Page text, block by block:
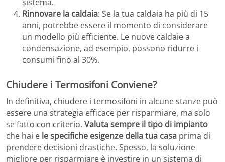
sistema.
Rinnovare la caldaia: Se la tua caldaia ha più di 15
anni, potrebbe essere il momento di considerare
un modello più efficiente. Le nuove caldaie a
condensazione, ad esempio, possono ridurre i
consumi fino al 30%.
Chiudere i Termosifoni Conviene?
In definitiva, chiudere i termosifoni in alcune stanze può
essere una strategia efficace per risparmiare, ma solo
se fatto con criterio. Valuta sempre il tipo di impianto
che hai e le specifiche esigenze della tua casa prima di
prendere decisioni drastiche. Spesso, la soluzione
migliore per risparmiare è investire in un sistema di